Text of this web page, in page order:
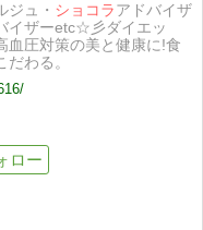
ジュ・ ショコラ アドバイザ
イザーetc☆彡ダイエッ
血圧対策の美と健康に!食
わる。